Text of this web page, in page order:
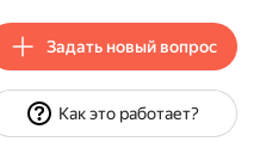
Задать новый вопрос
Как это работает?